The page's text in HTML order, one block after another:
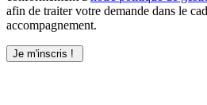
afin de traiter votre demande dans le
accompagnement.